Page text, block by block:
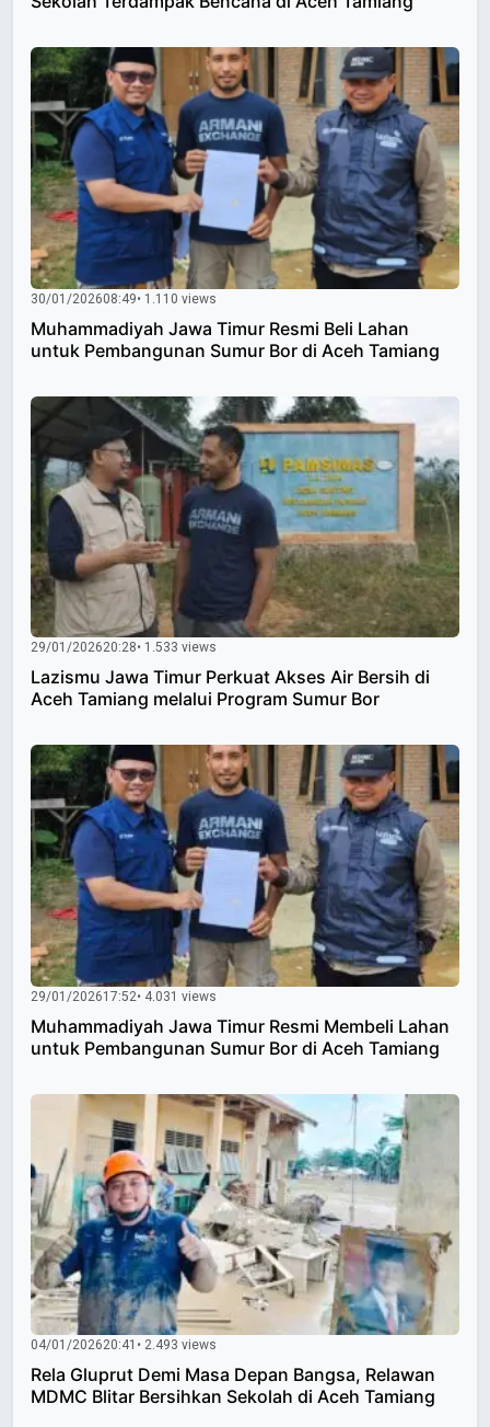
30/01/202608:49• 1.110 views
Muhammadiyah Jawa Timur Resmi Beli Lahan
untuk Pembangunan Sumur Bor di Aceh Tamiang
29/01/202620:28• 1.533 views
Lazismu Jawa Timur Perkuat Akses Air Bersih di
Aceh Tamiang melalui Program Sumur Bor
29/01/202617:52• 4.031 views
Muhammadiyah Jawa Timur Resmi Membeli Lahan
untuk Pembangunan Sumur Bor di Aceh Tamiang
04/01/202620:41 • 2.493 views
Rela Gluprut Demi Masa Depan Bangsa, Relawan
MDMC Blitar Bersihkan Sekolah di Aceh Tamiang